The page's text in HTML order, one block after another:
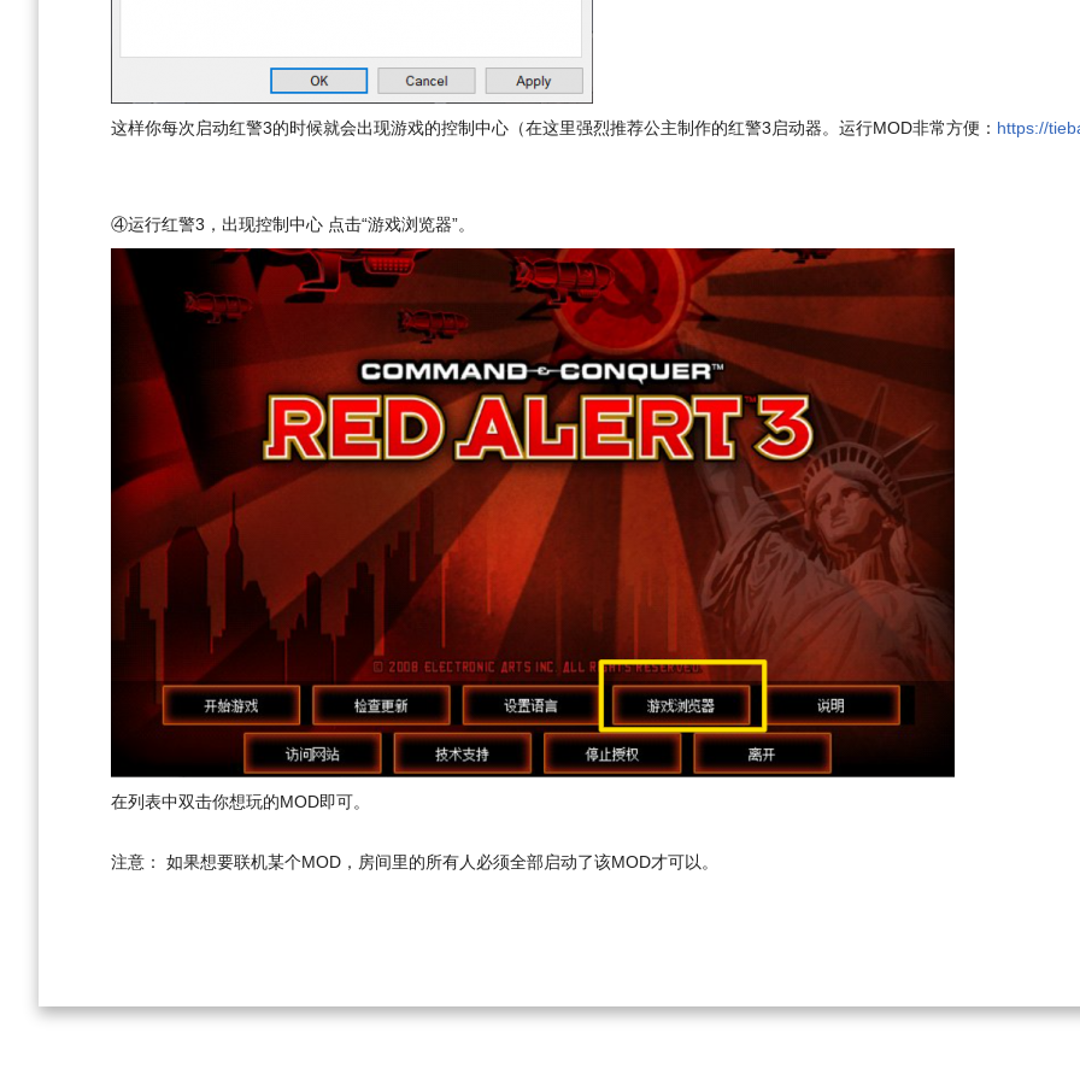
这样你每次启动红警3的时候就会出现游戏的控制中心（在这里强烈推荐公主制作的红警3启动器。运行MOD非常方便： https://
④运行红警3，出现控制中心 点击“游戏浏览器”。
在列表中双击你想玩的MOD即可。
注意： 如果想要联机某个MOD，房间里的所有人必须全部启动了该MOD才可以。